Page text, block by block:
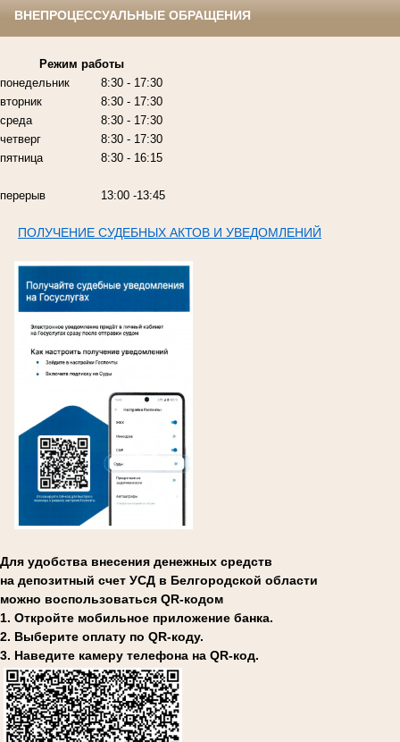
ВНЕПРОЦЕССУАЛЬНЫЕ ОБРАЩЕНИЯ
Режим работы
понедельник
вторник
среда
четверг
пятница
перерыв
8:30 - 17:30
8:30 - 17:30
8:30 - 17:30
8:30 - 17:30
8:30 - 16:15
13:00 -13:45
ПОЛУЧЕНИЕ СУДЕБНЫХ АКТОВ И УВЕДОМЛЕНИЙ
Для удобства внесения денежных средств
на депозитный счет УСД в Белгородской области
можно воспользоваться QR-кодом
1. Откройте мобильное приложение банка.
2. Выберите оплату по QR-коду.
3. Наведите камеру телефона на QR-код.